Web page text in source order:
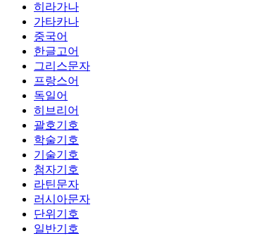
히라가나
가타카나
중국어
한글고어
그리스문자
프랑스어
독일어
히브리어
괄호기호
학술기호
기술기호
첨자기호
라틴문자
러시아문자
단위기호
일반기호